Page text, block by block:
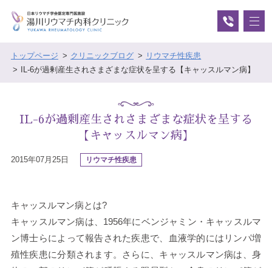
トップページ クリニックブログ
リウマチ性疾患
IL-6が過剰産生されさまざまな症状を呈する【キャッスルマン病】
IL-6が過剰産生されさまざまな症状を呈する
【キャッスルマン病】
2015年07月25日 リウマチ性疾患
キャッスルマン病とは?
キャッスルマン病は、1956年にベンジャミン・キャッスルマ
ン博士らによって報告された疾患で、血液学的にはリンパ増
殖性疾患に分類されます。さらに、キャッスルマン病は、身